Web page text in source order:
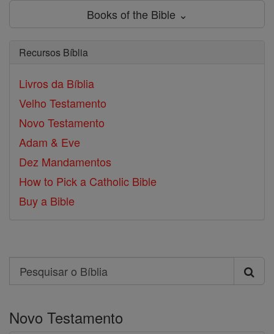
Books of the Bible ⌄
Recursos Bíblia
Livros da Bíblia
Velho Testamento
Novo Testamento
Adam & Eve
Dez Mandamentos
How to Pick a Catholic Bible
Buy a Bible
Search
Pesquisar
Bíblia
Novo Testamento